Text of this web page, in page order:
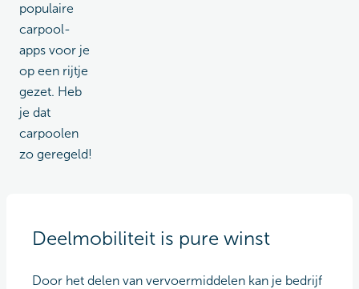
populaire
carpool-
apps voor je
op een rijtje
gezet. Heb
je dat
carpoolen
zo geregeld!
Deelmobiliteit is pure winst
Door het delen van vervoermiddelen kan je bedrijf